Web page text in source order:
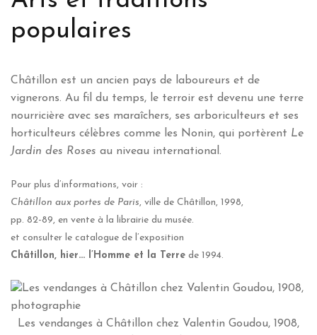
populaires
Châtillon est un ancien pays de laboureurs et de
vignerons. Au fil du temps, le terroir est devenu une terre
nourricière avec ses maraîchers, ses arboriculteurs et ses
horticulteurs célèbres comme les Nonin, qui portèrent Le
Jardin des Roses au niveau international.
Pour plus d’informations, voir :
Châtillon aux portes de Paris, ville de Châtillon, 1998,
pp. 82-89, en vente à la librairie du musée.
et consulter le catalogue de l’exposition
Châtillon, hier… l’Homme et la Terre de 1994.
Les vendanges à Châtillon chez Valentin Goudou, 1908,